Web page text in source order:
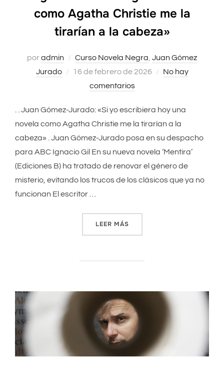
como Agatha Christie me la
tirarían a la cabeza»
poradmin Curso Novela Negra Juan Gómez
Jurado
Publicado
16 de febrero de 2026
No hay
comentarios
. . Juan Gómez-Jurado: «Si yo escribiera hoy una
novela como Agatha Christie me la tirarían a la
cabeza» . Juan Gómez-Jurado posa en su despacho
para ABC Ignacio Gil En su nueva novela ‘Mentira’
(Ediciones B) ha tratado de renovar el género de
misterio, evitando los trucos de los clásicos que ya no
funcionan El escritor …
LEER MÁS